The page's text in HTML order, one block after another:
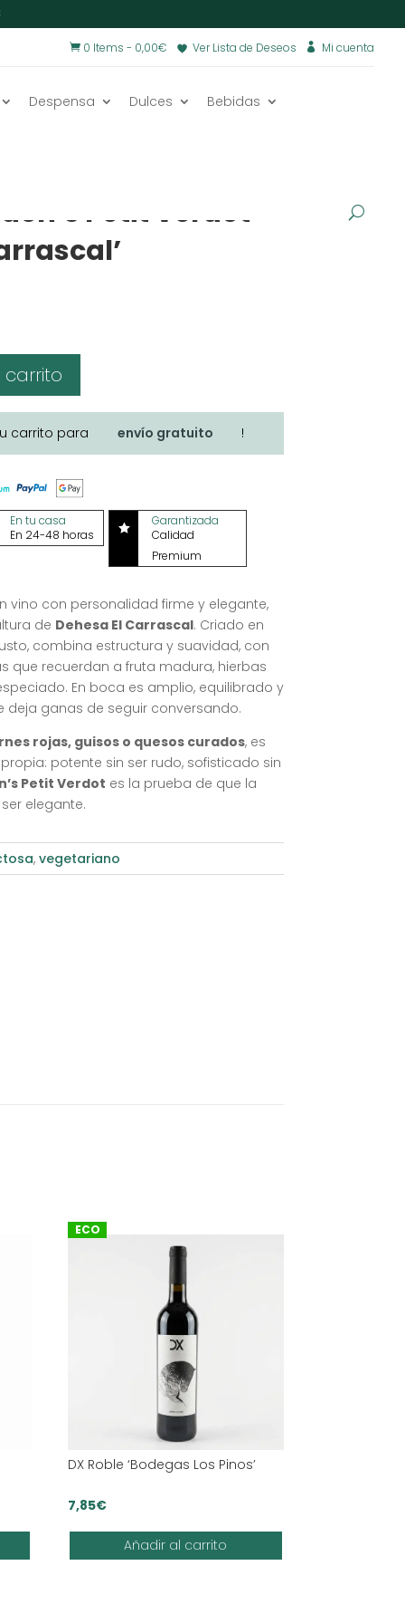
 Mi cuenta
Ver Lista de Deseos
 0 Items - 0,00€
Despensa Dulces Bebidas
Petit Verdot
carrito para envío gratuito !
En tu casa
En 24-48 horas

Garantizada
Calidad
Premium
vino con personalidad firme y elegante,
de Dehesa El Carrascal. Criado en
combina estructura y suavidad, con
que recuerdan a fruta madura, hierbas
En boca es amplio, equilibrado y
deja ganas de seguir conversando.
rojas, guisos o quesos curados, es
potente sin ser rudo, sofisticado sin
Petit Verdot es la prueba de que la
elegante.
, vegetariano
ECO
DX Roble ‘Bodegas Los Pinos’
7,85€
Añadir al carrito